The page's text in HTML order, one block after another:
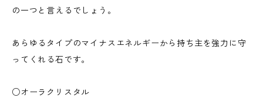
の一つと言えるでしょう。
あらゆるタイプのマイナスエネルギーから持ち主を強力に守
ってくれる石です。
○オーラクリスタル